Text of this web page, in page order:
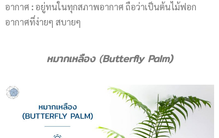
อากาศ : อยู่ทนในทุกสภาพอากาศ ถือว่าเป็นต้นไม้ฟอก
อากาศที่ง่ายๆ สบายๆ
หมากเหลือง (Butterfly Palm)